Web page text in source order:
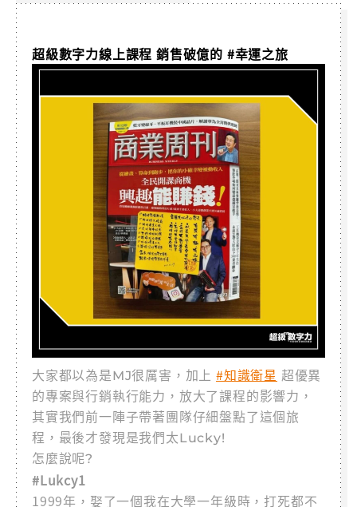
超級數字力線上課程 銷售破億的 #幸運之旅
大家都以為是MJ很厲害，加上#知識衛星 超優異
的專案與行銷執行能力，放大了課程的影響力，
其實我們前一陣子帶著團隊仔細盤點了這個旅
程，最後才發現是我們太Lucky!
怎麼說呢?
#Lukcy1
1999年，娶了一個我在大學一年級時，打死都不